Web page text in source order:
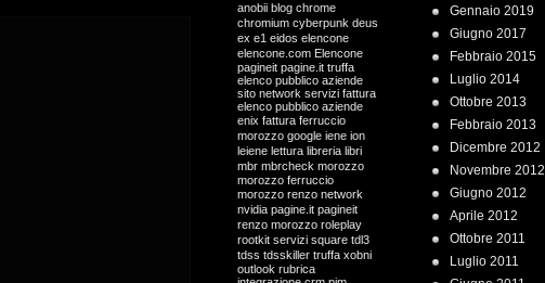
anobii blog chrome
chromium cyberpunk deus
ex e1 eidos elencone
elencone.com Elencone
pagineit pagine.it truffa
elenco pubblico aziende
sito network servizi fattura
elenco pubblico aziende
enix fattura ferruccio
morozzo google iene ion
leiene lettura libreria libri
mbr mbrcheck morozzo
morozzo ferruccio
morozzo renzo network
nvidia pagine.it pagineit
renzo morozzo roleplay
rootkit servizi square tdl3
tdss tdsskiller truffa xobni
outlook rubrica
Gennaio 2019
Giugno 2017
Febbraio 2015
Luglio 2014
Ottobre 2013
Febbraio 2013
Dicembre 2012
Novembre 2012
Giugno 2012
Aprile 2012
Ottobre 2011
Luglio 2011